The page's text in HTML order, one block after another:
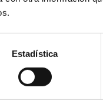
Estadística